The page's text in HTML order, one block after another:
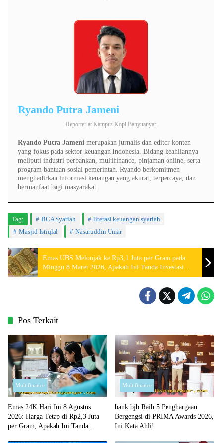
Ryando Putra Jameni
Reporter at Kampus Kopi Banyuanyar
Ryando Putra Jameni merupakan jurnalis dan editor konten
yang fokus pada sektor keuangan Indonesia. Bidang keahliannya
meliputi industri perbankan, multifinance, pinjaman online, serta
program bantuan sosial pemerintah. Ryando berkomitmen
menghadirkan informasi keuangan yang akurat, terpercaya, dan
bermanfaat bagi masyarakat.
Tag: BCA Syariah
literasi keuangan syariah
Masjid Istiqlal
Nasaruddin Umar
Emas UBS Melonjak ke Rp3,1 Juta per Gram pada
Minggu 8 Maret 2026, Apakah Ini Tanda Investasi
Terbaik?
Pos Terkait
Multifinance
Emas 24K Hari Ini 8 Agustus
2026: Harga Tetap di Rp2,3 Juta
per Gram, Apakah Ini Tanda
Multifinance
bank bjb Raih 5 Penghargaan
Bergengsi di PRIMA Awards 2026,
Ini Kata Ahli!